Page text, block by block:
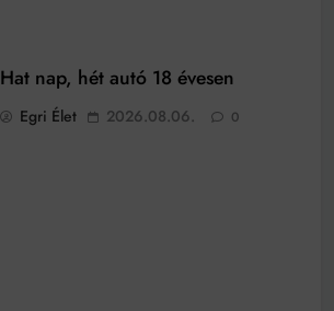
Hat nap, hét autó 18 évesen
Egri Élet 2026.08.06. 0